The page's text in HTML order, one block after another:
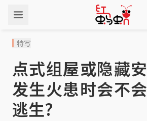
特写
点式组屋或隐藏
发生火患时会不
逃生?